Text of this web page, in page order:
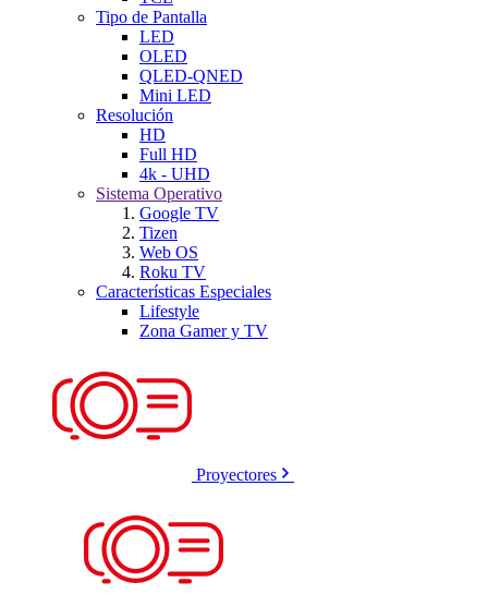
Tipo de Pantalla
LED
OLED
QLED-QNED
Mini LED
Resolución
HD
Full HD
4k - UHD
Sistema Operativo
Google TV
Tizen
Web OS
Roku TV
Características Especiales
Lifestyle
Zona Gamer y TV
Proyectores